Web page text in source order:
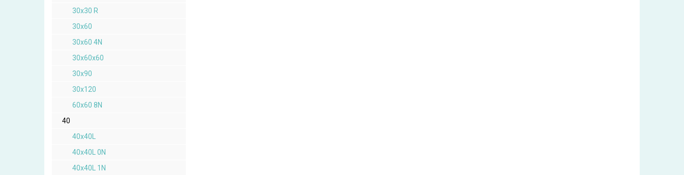
30x30 R
30x60
30x60 4N
30x60x60
30x90
30x120
60x60 8N
40
40x40L
40x40L 0N
40x40L 1N